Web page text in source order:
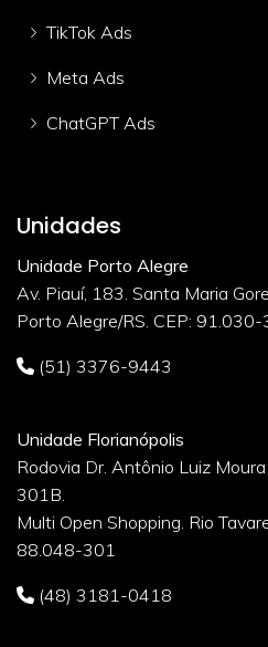
TikTok Ads
Meta Ads
ChatGPT Ads
Unidades
Unidade Porto Alegre
Av. Piauí, 183. Santa Maria
Porto Alegre/RS. CEP:
(51) 3376-9443
Unidade Florianópolis
Rodovia Dr. Antônio Luiz
301B.
Multi Open Shopping. Rio
88.048-301
(48) 3181-0418